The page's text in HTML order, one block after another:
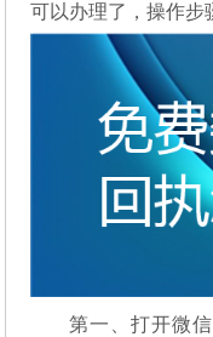
可以办理了，操作步
第一、打开微信